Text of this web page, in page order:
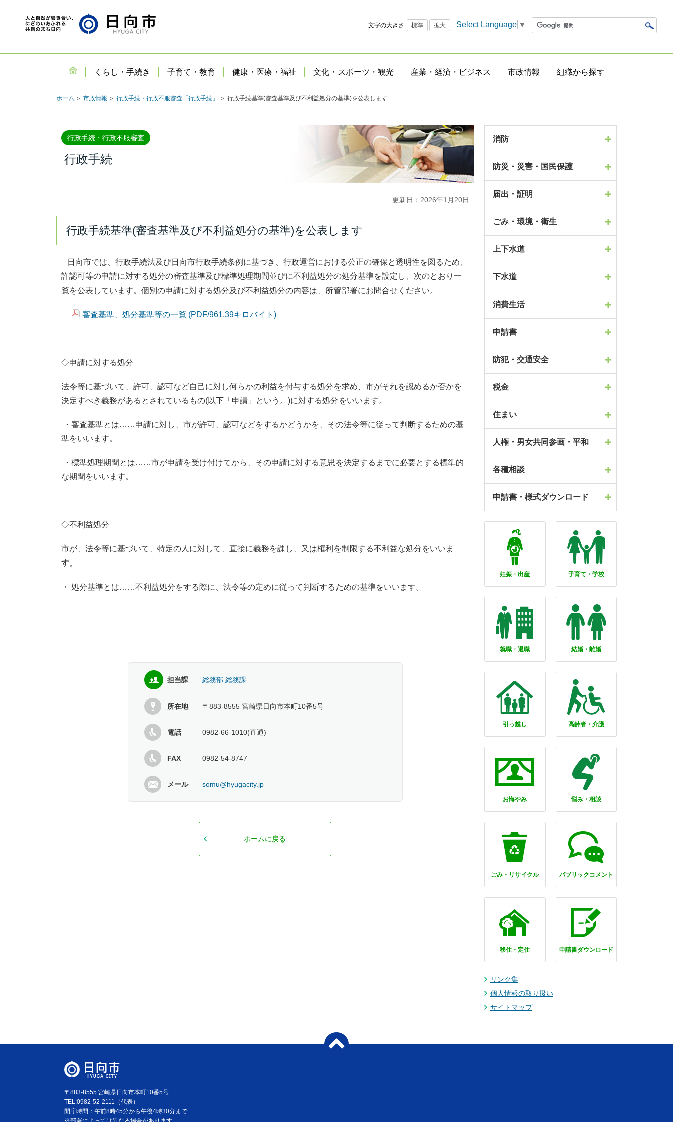
文字の大きさ 標準 拡大 Select Language ▼
くらし・手続き 子育て・教育 健康・医療・福祉 文化・スポーツ・観光 産業・経済・ビジネス 市政情報 組織から探す
ホーム ＞ 市政情報 ＞ 行政手続・行政不服審査「行政手続」 ＞ 行政手続基準(審査基準及び不利益処分の基準)を公表します
行政手続・行政不服審査
行政手続
更新日：2026年1月20日
行政手続基準(審査基準及び不利益処分の基準)を公表します
日向市では、行政手続法及び日向市行政手続条例に基づき、行政運営における公正の確保と透明性を図るため、
許認可等の申請に対する処分の審査基準及び標準処理期間並びに不利益処分の処分基準を設定し、次のとおり一
覧を公表しています。個別の申請に対する処分及び不利益処分の内容は、所管部署にお問合せください。
審査基準、処分基準等の一覧 (PDF/961.39キロバイト)
◇申請に対する処分
法令等に基づいて、許可、認可など自己に対し何らかの利益を付与する処分を求め、市がそれを認めるか否かを
決定すべき義務があるとされているもの(以下「申請」という。)に対する処分をいいます。
・審査基準とは……申請に対し、市が許可、認可などをするかどうかを、その法令等に従って判断するための基
準をいいます。
・標準処理期間とは……市が申請を受け付けてから、その申請に対する意思を決定するまでに必要とする標準的
な期間をいいます。
◇不利益処分
市が、法令等に基づいて、特定の人に対して、直接に義務を課し、又は権利を制限する不利益な処分をいいま
す。
・ 処分基準とは……不利益処分をする際に、法令等の定めに従って判断するための基準をいいます。
担当課 総務部 総務課
所在地 〒883-8555 宮崎県日向市本町10番5号
電話 0982-66-1010(直通)
FAX 0982-54-8747
メール somu@hyugacity.jp
ホームに戻る
消防
防災・災害・国民保護
届出・証明
ごみ・環境・衛生
上下水道
下水道
消費生活
申請書
防犯・交通安全
税金
住まい
人権・男女共同参画・平和
各種相談
申請書・様式ダウンロード
妊娠・出産 子育て・学校
就職・退職 結婚・離婚
引っ越し 高齢者・介護
お悔やみ 悩み・相談
ごみ・リサイクル パブリックコメント
移住・定住 申請書ダウンロード
リンク集
個人情報の取り扱い
サイトマップ
〒883-8555 宮崎県日向市本町10番5号
TEL:0982-52-2111（代表）
開庁時間：午前8時45分から午後4時30分まで